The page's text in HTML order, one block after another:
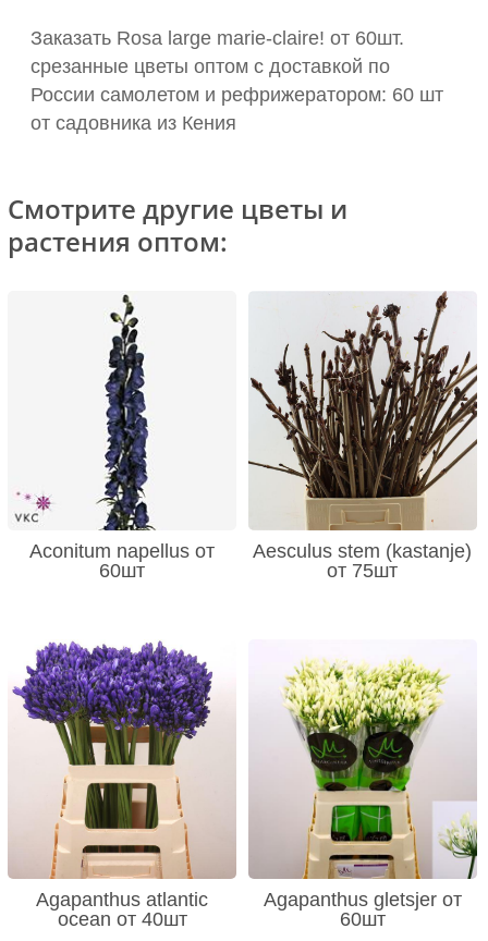
Заказать Rosa large marie-claire! от 60шт.
срезанные цветы оптом с доставкой по
России самолетом и рефрижератором: 60 шт
от садовника из Кения
Смотрите другие цветы и
растения оптом:
Aconitum napellus от
60шт
Aesculus stem (kastanje)
от 75шт
Agapanthus atlantic
ocean от 40шт
Agapanthus gletsjer от
60шт